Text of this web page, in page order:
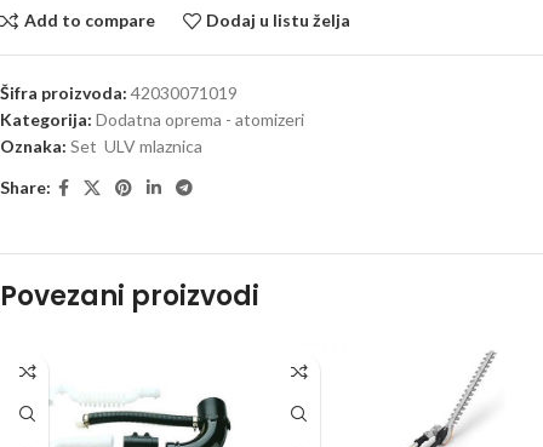
Add to compare Dodaj u listu želja
Šifra proizvoda: 42030071019
Kategorija: Dodatna oprema - atomizeri
Oznaka: Set ULV mlaznica
Share:
Povezani proizvodi